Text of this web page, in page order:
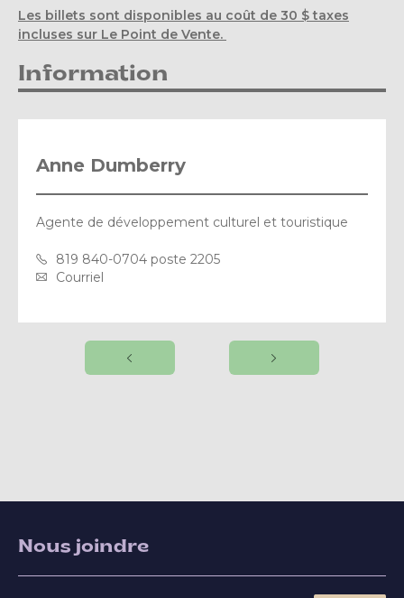
Les billets sont disponibles au coût de 30 $ taxes
incluses sur Le Point de Vente.
Information
Anne Dumberry
Agente de développement culturel et touristique
819 840-0704 poste 2205
Courriel
Nous joindre